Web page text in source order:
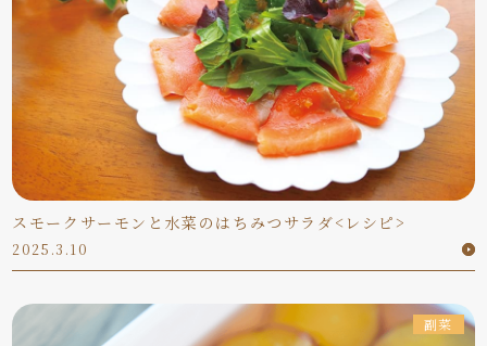
スモークサーモンと水菜のはちみつサラダ<レシピ>
2025.3.10
副菜